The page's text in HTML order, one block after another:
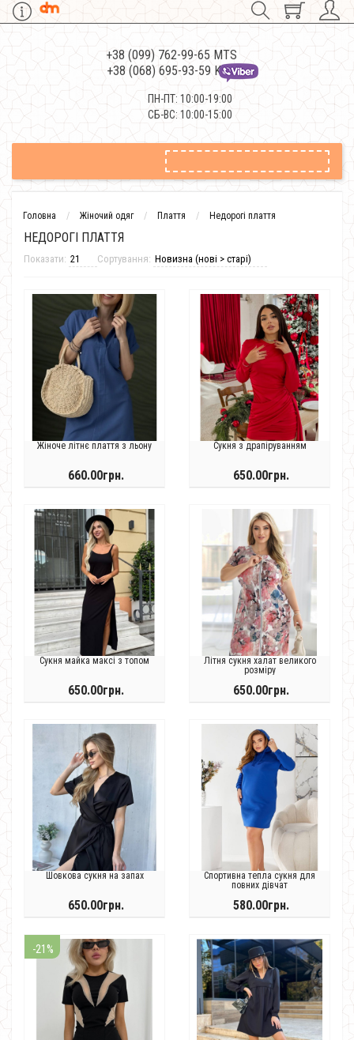
+38 (099) 762-99-65 MTS
+38 (068) 695-93-59 Kievstar
ПН-ПТ: 10:00-19:00
СБ-ВС: 10:00-15:00
Головна Жіночий одяг Плаття Недорогі плаття
НЕДОРОГІ ПЛАТТЯ
Показати: Сортування:
Жіноче літнє плаття з льону
660.00грн.
Сукня з драпіруванням
650.00грн.
Сукня майка максі з топом
650.00грн.
Літня сукня халат великого
розміру
650.00грн.
Шовкова сукня на запах
650.00грн.
Спортивна тепла сукня для
повних дівчат
580.00грн.
-21%